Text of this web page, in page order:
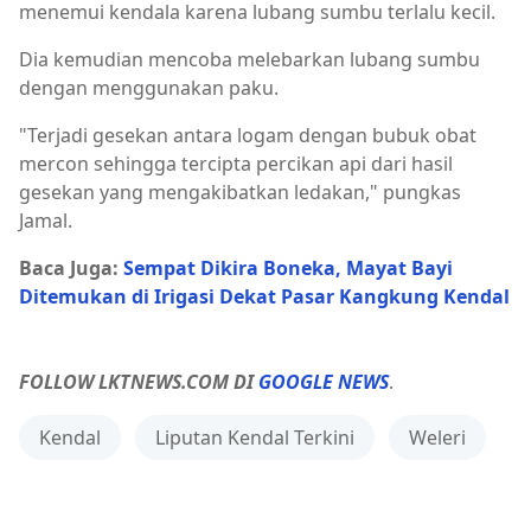
menemui kendala karena lubang sumbu terlalu kecil.
Dia kemudian mencoba melebarkan lubang sumbu
dengan menggunakan paku.
"Terjadi gesekan antara logam dengan bubuk obat
mercon sehingga tercipta percikan api dari hasil
gesekan yang mengakibatkan ledakan," pungkas
Jamal.
Baca Juga: Sempat Dikira Boneka, Mayat Bayi
Ditemukan di Irigasi Dekat Pasar Kangkung Kendal
FOLLOW LKTNEWS.COM DIGOOGLE NEWS.
Kendal Liputan Kendal Terkini Weleri